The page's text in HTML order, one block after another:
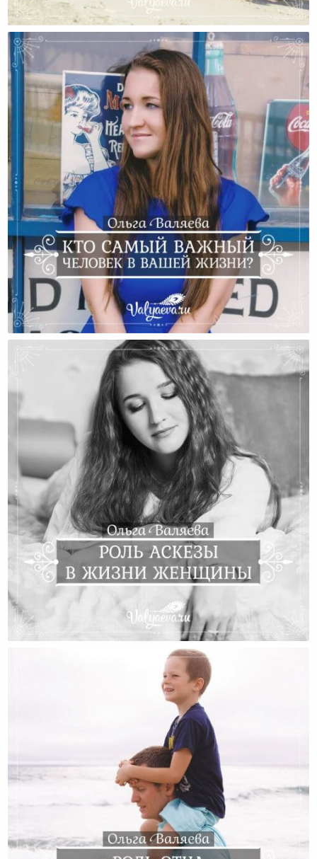
Что В Жизни Ребенка Не Зависит От Родителей?
Кто Самый Важный Человек В Вашей Жизни?
Роль Аскезы В Жизни Женщины